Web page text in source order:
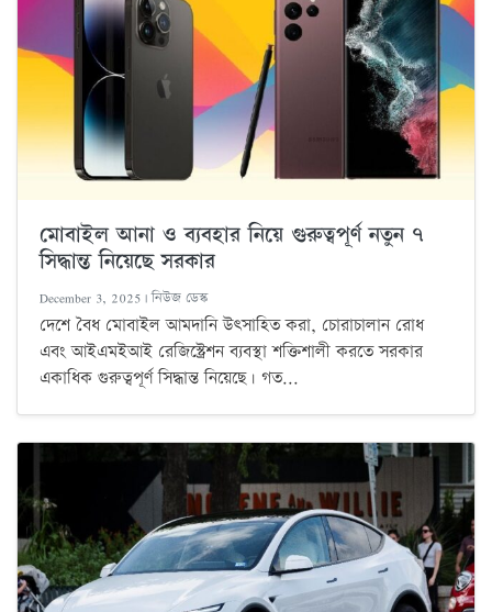
মোবাইল আনা ও ব্যবহার নিয়ে গুরুত্বপূর্ণ নতুন ৭
সিদ্ধান্ত নিয়েছে সরকার
December 3, 2025 | নিউজ ডেস্ক
দেশে বৈধ মোবাইল আমদানি উৎসাহিত করা, চোরাচালান রোধ
এবং আইএমইআই রেজিস্ট্রেশন ব্যবস্থা শক্তিশালী করতে সরকার
একাধিক গুরুত্বপূর্ণ সিদ্ধান্ত নিয়েছে। গত...